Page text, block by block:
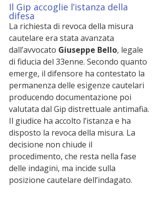
Il Gip accoglie l’istanza della
difesa
La richiesta di revoca della misura
cautelare era stata avanzata
dall’avvocato Giuseppe Bello, legale
di fiducia del 33enne. Secondo quanto
emerge, il difensore ha contestato la
permanenza delle esigenze cautelari
producendo documentazione poi
valutata dal Gip distrettuale antimafia.
Il giudice ha accolto l’istanza e ha
disposto la revoca della misura. La
decisione non chiude il
procedimento, che resta nella fase
delle indagini, ma incide sulla
posizione cautelare dell’indagato.